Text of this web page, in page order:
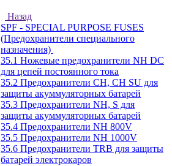
Назад
SPF - SPECIAL PURPOSE FUSES
(Предохранители специального
назначения)
35.1 Ножевые предохранители NH DC
для цепей постоянного тока
35.2 Предохранители CH, CH SU для
защиты акуммуляторных батарей
35.3 Предохранители NH, S для
защиты акуммуляторных батарей
35.4 Предохранители NH 800V
35.5 Предохранители NH 1000V
35.6 Предохранители TRB для защиты
батарей электрокаров